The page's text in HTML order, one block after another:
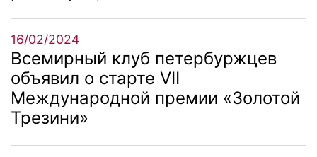
16/02/2024
Всемирный клуб петербуржцев
объявил о старте VII
Международной премии «Золотой
Трезини»